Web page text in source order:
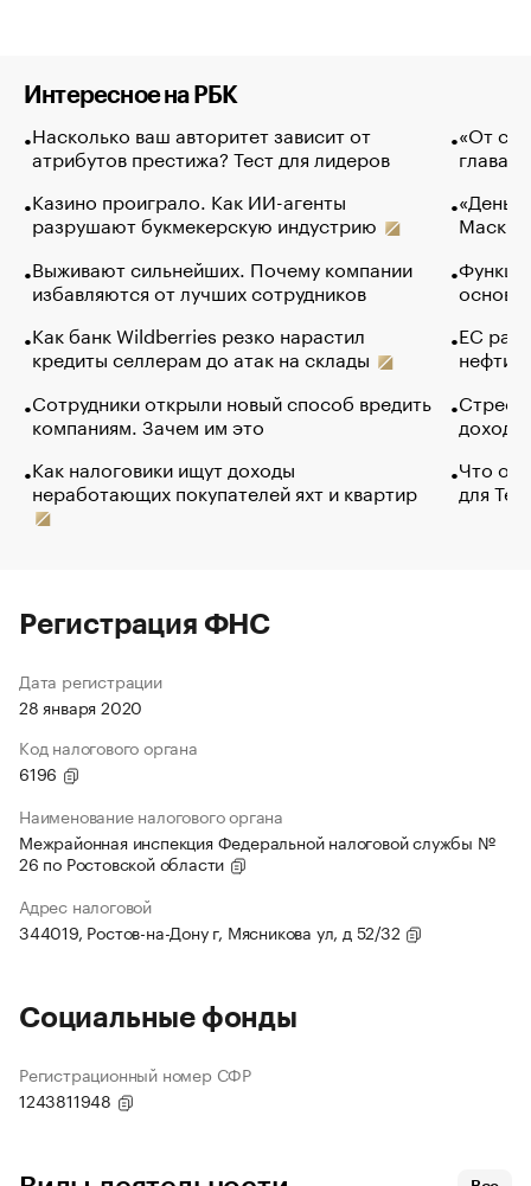
Интересное на РБК
Насколько ваш авторитет зависит от
атрибутов престижа? Тест для лидеров
Казино проиграло. Как ИИ-агенты
разрушают букмекерскую индустрию
Выживают сильнейших. Почему компании
избавляются от лучших сотрудников
Как банк Wildberries резко нарастил
кредиты селлерам до атак на склады
Сотрудники открыли новый способ вредить
компаниям. Зачем им это
Как налоговики ищут доходы
неработающих покупателей яхт и квартир
«От
глава
Маск в
основ
ЕС
нефти
Что
для
Регистрация ФНС
Дата регистрации
28 января 2020
Код налогового органа
6196
Наименование налогового органа
Межрайонная инспекция Федеральной налоговой службы №
26 по Ростовской области
Адрес налоговой
344019, Ростов-на-Дону г, Мясникова ул, д 52/32
Социальные фонды
Регистрационный номер СФР
1243811948